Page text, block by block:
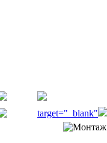
target="_blank"